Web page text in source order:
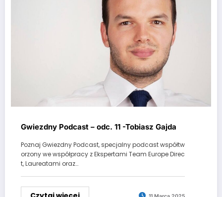
Gwiezdny Podcast – odc. 11 -Tobiasz Gajda
Poznaj Gwiezdny Podcast, specjalny podcast współtw
orzony we współpracy z Ekspertami Team Europe Direc
t, Laureatami oraz…